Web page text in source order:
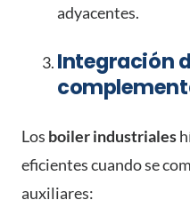
adyacentes.
Integración
Los boiler industriales
eficientes cuando se
auxiliares: